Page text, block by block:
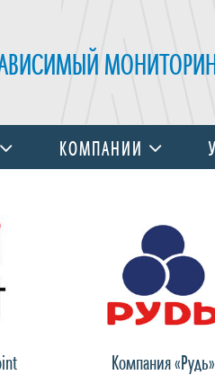
КОМПАНИИ
Компания «Рудь»